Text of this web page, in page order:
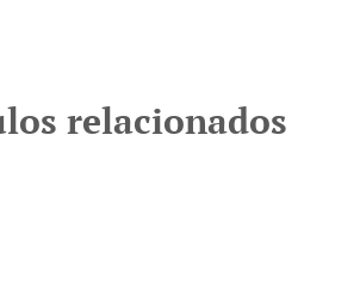
relacionados